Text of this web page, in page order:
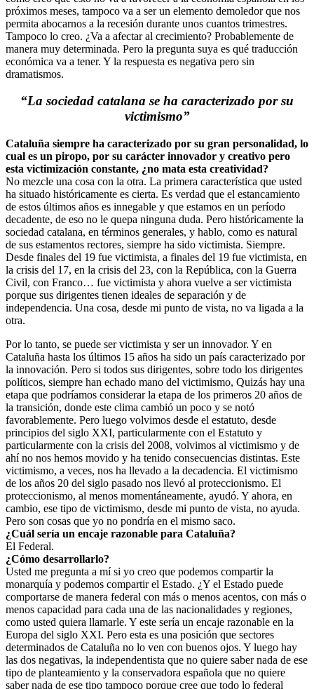
próximos meses, tampoco va a ser un elemento demoledor que nos
permita abocarnos a la recesión durante unos cuantos trimestres.
Tampoco lo creo. ¿Va a afectar al crecimiento? Probablemente de
manera muy determinada. Pero la pregunta suya es qué traducción
económica va a tener. Y la respuesta es negativa pero sin
dramatismos.
“La sociedad catalana se ha caracterizado por su
victimismo”
Cataluña siempre ha caracterizado por su gran personalidad, lo
cual es un piropo, por su carácter innovador y creativo pero
esta victimización constante, ¿no mata esta creatividad?
No mezcle una cosa con la otra. La primera característica que usted
ha situado históricamente es cierta. Es verdad que el estancamiento
de estos últimos años es innegable y que estamos en un período
decadente, de eso no le quepa ninguna duda. Pero históricamente la
sociedad catalana, en términos generales, y hablo, como es natural
de sus estamentos rectores, siempre ha sido victimista. Siempre.
Desde finales del 19 fue victimista, a finales del 19 fue victimista, en
la crisis del 17, en la crisis del 23, con la República, con la Guerra
Civil, con Franco… fue victimista y ahora vuelve a ser victimista
porque sus dirigentes tienen ideales de separación y de
independencia. Una cosa, desde mi punto de vista, no va ligada a la
otra.
Por lo tanto, se puede ser victimista y ser un innovador. Y en
Cataluña hasta los últimos 15 años ha sido un país caracterizado por
la innovación. Pero si todos sus dirigentes, sobre todo los dirigentes
políticos, siempre han echado mano del victimismo, Quizás hay una
etapa que podríamos considerar la etapa de los primeros 20 años de
la transición, donde este clima cambió un poco y se notó
favorablemente. Pero luego volvimos desde el estatuto, desde
principios del siglo XXI, particularmente con el Estatuto y
particularmente con la crisis del 2008, volvimos al victimismo y de
ahí no nos hemos movido y ha tenido consecuencias distintas. Este
victimismo, a veces, nos ha llevado a la decadencia. El victimismo
de los años 20 del siglo pasado nos llevó al proteccionismo. El
proteccionismo, al menos momentáneamente, ayudó. Y ahora, en
cambio, ese tipo de victimismo, desde mi punto de vista, no ayuda.
Pero son cosas que yo no pondría en el mismo saco.
¿Cuál sería un encaje razonable para Cataluña?
El Federal.
¿Cómo desarrollarlo?
Usted me pregunta a mí si yo creo que podemos compartir la
monarquía y podemos compartir el Estado. ¿Y el Estado puede
comportarse de manera federal con más o menos acentos, con más o
menos capacidad para cada una de las nacionalidades y regiones,
como usted quiera llamarle. Y este sería un encaje razonable en la
Europa del siglo XXI. Pero esta es una posición que sectores
determinados de Cataluña no lo ven con buenos ojos. Y luego hay
las dos negativas, la independentista que no quiere saber nada de ese
tipo de planteamiento y la conservadora española que no quiere
saber nada de ese tipo tampoco porque cree que todo lo federal